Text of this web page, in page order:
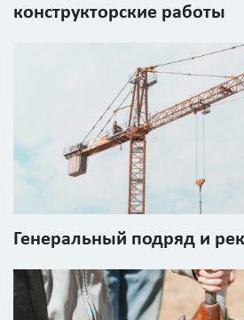
конструкторские работы
Генеральный подряд и